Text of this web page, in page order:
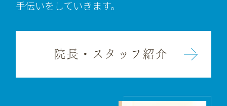
手伝いをしていきます。
院長・スタッフ紹介